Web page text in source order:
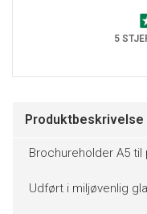
5
Produktbeskrivelse
Brochureholder A5
Udført i miljøvenlig